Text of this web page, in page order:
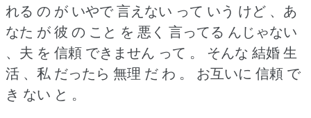
れる の が いやで 言えない って いう けど 、あ
なた が 彼 の こと を 悪く 言ってる んじゃない
、夫 を 信頼 できません って 。
そんな 結婚 生
活 、私 だったら 無理 だ わ 。
お互いに 信頼 で
き ない と 。